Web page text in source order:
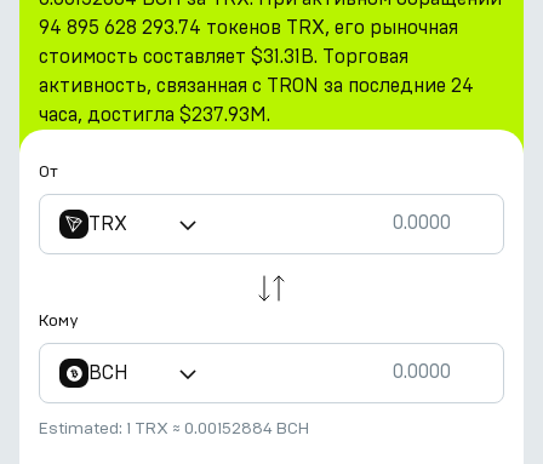
94 895 628 293.74 токенов TRX, его рыночная
стоимость составляет $31.31B. Торговая
активность, связанная с TRON за последние 24
часа, достигла $237.93M.
От
TRX
Кому
BCH
Estimated: 1 TRX ≈ 0.00152884 BCH